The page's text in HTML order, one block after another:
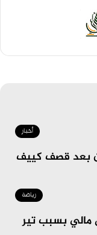
أخبار
بعد قصف كييف
رياضة
بسبب تير